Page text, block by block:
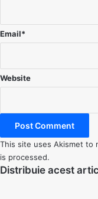
Email*
Website
This site uses Akismet to
is processed.
Distribuie acest